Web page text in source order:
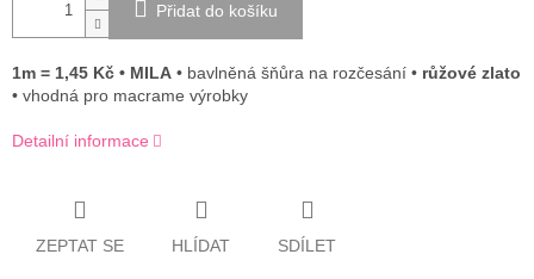
Přidat do košíku
1m = 1,45 Kč • MILA • bavlněná šňůra na rozčesání • růžové zlato
• vhodná pro macrame výrobky
Detailní informace
ZEPTAT SE HLÍDAT SDÍLET